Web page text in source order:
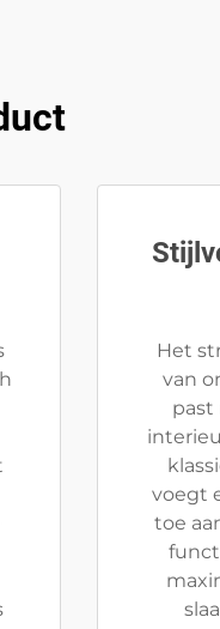
Het
van
past
voegt
toe